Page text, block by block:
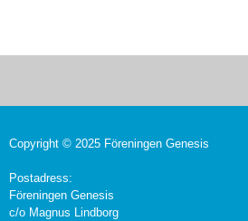
Copyright © 2025 Föreningen Genesis
Postadress:
Föreningen Genesis
c/o Magnus Lindborg